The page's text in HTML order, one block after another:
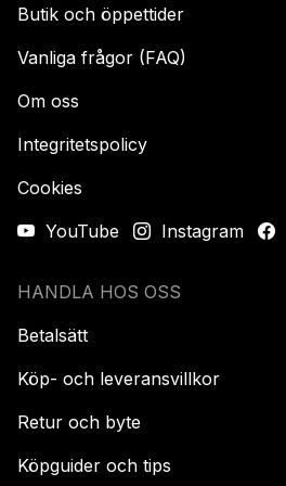
Butik och öppettider
Vanliga frågor (FAQ)
Om oss
Integritetspolicy
Cookies
YouTube
Instagram
HANDLA HOS OSS
Betalsätt
Köp- och leveransvillkor
Retur och byte
Köpguider och tips